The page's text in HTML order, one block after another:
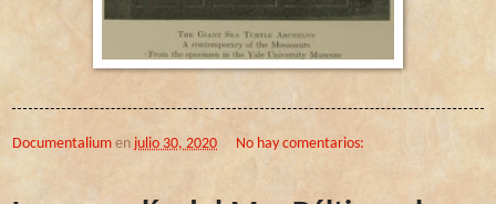
Documentalium en julio 30, 2020 No hay comentarios: